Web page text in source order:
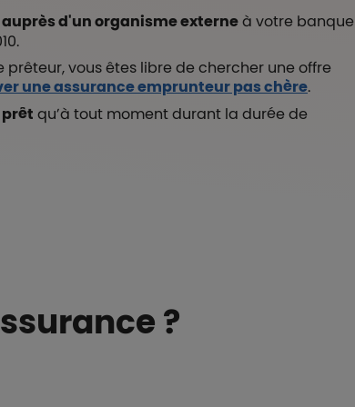
auprès d'un organisme externeà votre banque
vous êtes libre de chercher une offre
une assurance emprunteur pas chère.
qu’à tout moment durant la durée de
?